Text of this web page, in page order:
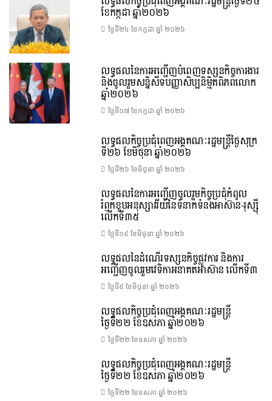
ខែកក្កដា ឆ្នាំ២០២៦
ថ្ងៃទី២៤ ខែ​កក្កដា ឆ្នាំ ២០២៦
លទ្ធផលនៃការអញ្ជើញបំពេញទស្សនកិច្ចការងារ
និងចូលរួមសន្និសីទបញ្ញាសិប្បនិម្មិតពិភពលោក
ឆ្នាំ២០២៦
ថ្ងៃទី១៧ ខែ​កក្កដា ឆ្នាំ ២០២៦
លទ្ធផលកិច្ចប្រជុំពេញអង្គគណៈរដ្ឋមន្រ្តីថ្ងៃសុក្រ
ទី២៦ ខែមិថុនា ឆ្នាំ២០២៦
ថ្ងៃទី២៦ ខែ​មិថុនា ឆ្នាំ ២០២៦
លទ្ធផលនៃការអញ្ជើញចូលរួមកិច្ចប្រជុំកំពូល
រំឭកខួបអនុស្សាវរីយ៍នៃទំនាក់ទំនងអាស៊ាន-រុស្ស៊ី
លើកទី៣៥
ថ្ងៃទី១៩ ខែ​មិថុនា ឆ្នាំ ២០២៦
លទ្ធផលនៃដំណើរទស្សនកិច្ចផ្លូវការ និងការ
អញ្ជើញចូលរួមវេទិកាអនាគតអាស៊ាន លើកទី៣
ថ្ងៃទី៩ ខែ​មិថុនា ឆ្នាំ ២០២៦
លទ្ធផលកិច្ចប្រជុំពេញអង្គគណៈរដ្ឋមន្ត្រី
ថ្ងៃទី២២ ខែឧសភា ឆ្នាំ២០២៦
ថ្ងៃទី២២ ខែ​ឧសភា ឆ្នាំ ២០២៦
លទ្ធផលកិច្ចប្រជុំពេញអង្គគណៈរដ្ឋមន្រ្តី
ថ្ងៃទី២២ ខែឧសភា ឆ្នាំ២០២៦
ថ្ងៃទី២២ ខែ​ឧសភា ឆ្នាំ ២០២៦